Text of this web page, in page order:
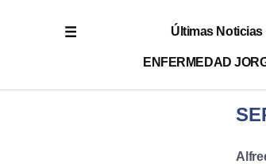
Últimas Noticias
ENFERMEDAD